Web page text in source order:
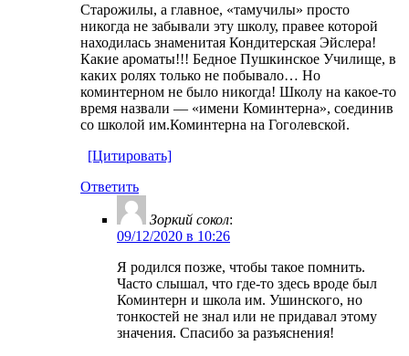
Старожилы, а главное, «тамучилы» просто
никогда не забывали эту школу, правее которой
находилась знаменитая Кондитерская Эйслера!
Какие ароматы!!! Бедное Пушкинское Училище, в
каких ролях только не побывало… Но
коминтерном не было никогда! Школу на какое-то
время назвали — «имени Коминтерна», соединив
со школой им.Коминтерна на Гоголевской.
[Цитировать]
Ответить
Зоркий сокол:
09/12/2020 в 10:26
Я родился позже, чтобы такое помнить.
Часто слышал, что где-то здесь вроде был
Коминтерн и школа им. Ушинского, но
тонкостей не знал или не придавал этому
значения. Спасибо за разъяснения!